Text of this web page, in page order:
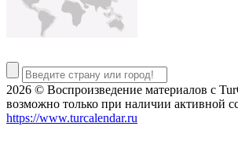
2026 © Воспроизведение материалов c
возможно только при наличии активной
https://www.turcalendar.ru